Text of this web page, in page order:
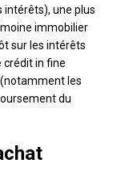
intérêts), une plus
immobilier
sur les intérêts
crédit in fine
les
du